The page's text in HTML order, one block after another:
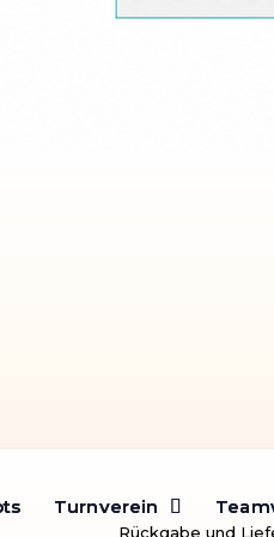
Turnverein
Turnverein
Rückgabe und